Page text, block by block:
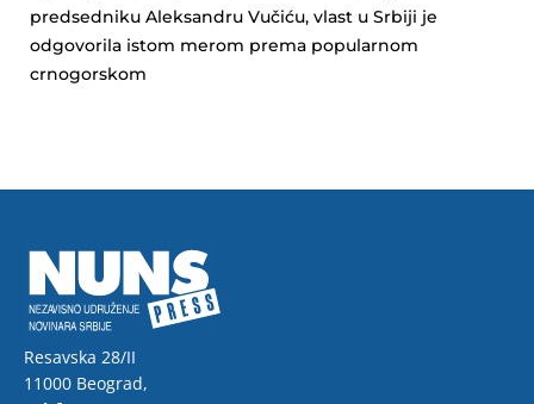
predsedniku Aleksandru Vučiću, vlast u Srbiji je
odgovorila istom merom prema popularnom
crnogorskom
Resavska 28/II
11000 Beograd,